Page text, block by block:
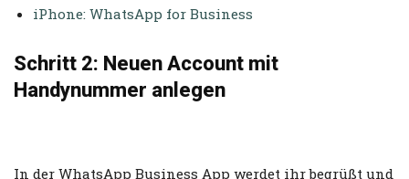
iPhone: WhatsApp for Business
Schritt 2: Neuen Account mit
Handynummer anlegen
In der WhatsApp Business App werdet ihr begrüßt und